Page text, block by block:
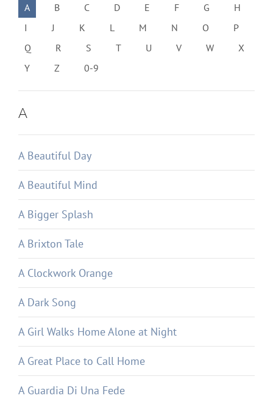
A B C D E F G
H
I
J K L M N O
P
Q
R S T U V W
X
Y
Z 0-9
A
A Beautiful Day
A Beautiful Mind
A Bigger Splash
A Brixton Tale
A Clockwork Orange
A Dark Song
A Girl Walks Home Alone at Night
A Great Place to Call Home
A Guardia Di Una Fede